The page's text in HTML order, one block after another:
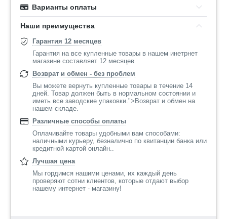
Варианты оплаты
Наши преимущества
Гарантия 12 месяцев
Гарантия на все купленные товары в нашем инетрнет
магазине составляет 12 месяцев
Возврат и обмен - без проблем
Вы можете вернуть купленные товары в течение 14
дней. Товар должен быть в нормальном состоянии и
иметь все заводские упаковки.">Возврат и обмен на
нашем складе.
Различные способы оплаты
Оплачивайте товары удобными вам способами:
наличными курьеру, безналично по квитанции банка или
кредитной картой онлайн..
Лучшая цена
Мы гордимся нашими ценами, их каждый день
проверяют сотни клиентов, которые отдают выбор
нашему интернет - магазину!